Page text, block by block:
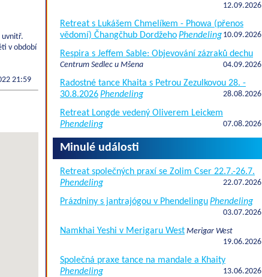
uvnitř.
v období
21:59
12.09.2026
Retreat s Lukášem Chmelíkem - Phowa (přenos
vědomí) Čhangčhub DordžehoPhendeling 10.09.2026
Respira s Jeffem Sable: Objevování zázraků dechu
Centrum Sedlec u Mšena 04.09.2026
Radostné tance Khaita s Petrou Zezulkovou 28. -
30.8.2026Phendeling 28.08.2026
Retreat Longde vedený Oliverem Leickem
Phendeling
07.08.2026
Minulé události
Retreat společných praxí se Zolim Cser 22.7.-26.7.
Phendeling
22.07.2026
Prázdniny s jantrajógou v PhendelinguPhendeling
03.07.2026
Namkhai Yeshi v Merigaru West Merigar West
19.06.2026
Společná praxe tance na mandale a Khaity
Phendeling
13.06.2026